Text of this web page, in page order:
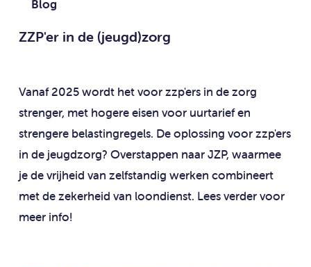
Blog
ZZP'er in de (jeugd)zorg
Vanaf 2025 wordt het voor zzp'ers in de zorg
strenger, met hogere eisen voor uurtarief en
strengere belastingregels. De oplossing voor zzp'ers
in de jeugdzorg? Overstappen naar JZP, waarmee
je de vrijheid van zelfstandig werken combineert
met de zekerheid van loondienst. Lees verder voor
meer info!